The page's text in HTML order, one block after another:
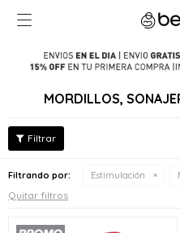

MORDILLOS,
Filtrando por: Estimulación
Quitar filtros